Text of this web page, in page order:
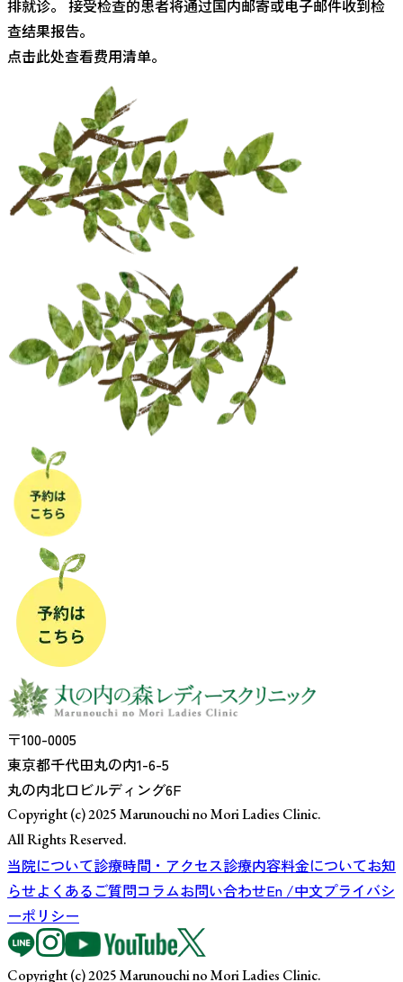
排就诊。 接受检查的患者将通过国内邮寄或电子邮件收到检
查结果报告。
点击此处查看费用清单。
〒100-0005
東京都千代田丸の内1-6-5
丸の内北口ビルディング6F
Copyright (c) 2025 Marunouchi no Mori Ladies Clinic.
All Rights Reserved.
当院について診療時間・アクセス診療内容料金についてお知
らせよくあるご質問コラムお問い合わせEn /中文プライバシ
ーポリシー
Copyright (c) 2025 Marunouchi no Mori Ladies Clinic.